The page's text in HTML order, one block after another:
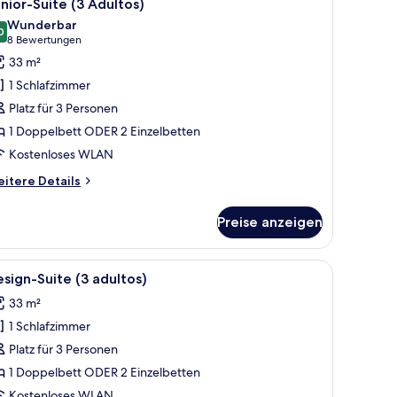
Suite (3 Adultos)
von 10
Wunderbar
8 Bewertungen
(8
Bewertungen)
33 m²
1 Schlafzimmer
Platz für 3 Personen
1 Doppelbett ODER 2 Einzelbetten
Kostenloses WLAN
Details
Preise anzeigen
einem Schreibtisch, einem Sessel und einem Balkon mit Blick auf Gebäude.
Ein Hotelzimmer mit Bett, Schreibtisch mit
5 Suite (3 adultos)
33 m²
1 Schlafzimmer
Platz für 3 Personen
1 Doppelbett ODER 2 Einzelbetten